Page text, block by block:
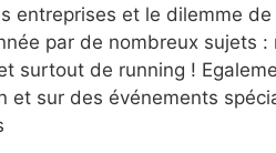
entreprises et le dilemme
par de nombreux sujets :
surtout de running !
et sur des événements